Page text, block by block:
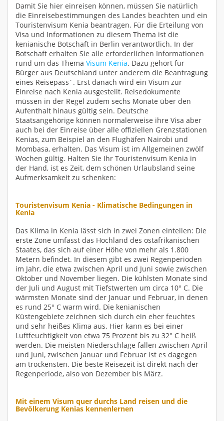
Damit Sie hier einreisen können, müssen Sie natürlich
die Einreisebestimmungen des Landes beachten und ein
Touristenvisum Kenia beantragen. Für die Erteilung von
Visa und Informationen zu diesem Thema ist die
kenianische Botschaft in Berlin verantwortlich. In der
Botschaft erhalten Sie alle erforderlichen Informationen
rund um das Thema Visum Kenia. Dazu gehört für
Bürger aus Deutschland unter anderem die Beantragung
eines Reisepass´. Erst danach wird ein Visum zur
Einreise nach Kenia ausgestellt. Reisedokumente
müssen in der Regel zudem sechs Monate über den
Aufenthalt hinaus gültig sein. Deutsche
Staatsangehörige können normalerweise ihre Visa aber
auch bei der Einreise über alle offiziellen Grenzstationen
Kenias, zum Beispiel an den Flughäfen Nairobi und
Mombasa, erhalten. Das Visum ist im Allgemeinen zwölf
Wochen gültig. Halten Sie Ihr Touristenvisum Kenia in
der Hand, ist es Zeit, dem schönen Urlaubsland seine
Aufmerksamkeit zu schenken:
Touristenvisum Kenia - Klimatische Bedingungen in
Kenia
Das Klima in Kenia lässt sich in zwei Zonen einteilen: Die
erste Zone umfasst das Hochland des ostafrikanischen
Staates, das sich auf einer Höhe von mehr als 1.800
Metern befindet. In diesem gibt es zwei Regenperioden
im Jahr, die etwa zwischen April und Juni sowie zwischen
Oktober und November liegen. Die kühlsten Monate sind
der Juli und August mit Tiefstwerten um circa 10° C. Die
wärmsten Monate sind der Januar und Februar, in denen
es rund 25° C warm wird. Die kenianischen
Küstengebiete zeichnen sich durch ein eher feuchtes
und sehr heißes Klima aus. Hier kann es bei einer
Luftfeuchtigkeit von etwa 75 Prozent bis zu 32° C heiß
werden. Die meisten Niederschläge fallen zwischen April
und Juni, zwischen Januar und Februar ist es dagegen
am trockensten. Die beste Reisezeit ist direkt nach der
Regenperiode, also von Dezember bis März.
Mit einem Visum quer durchs Land reisen und die
Bevölkerung Kenias kennenlernen